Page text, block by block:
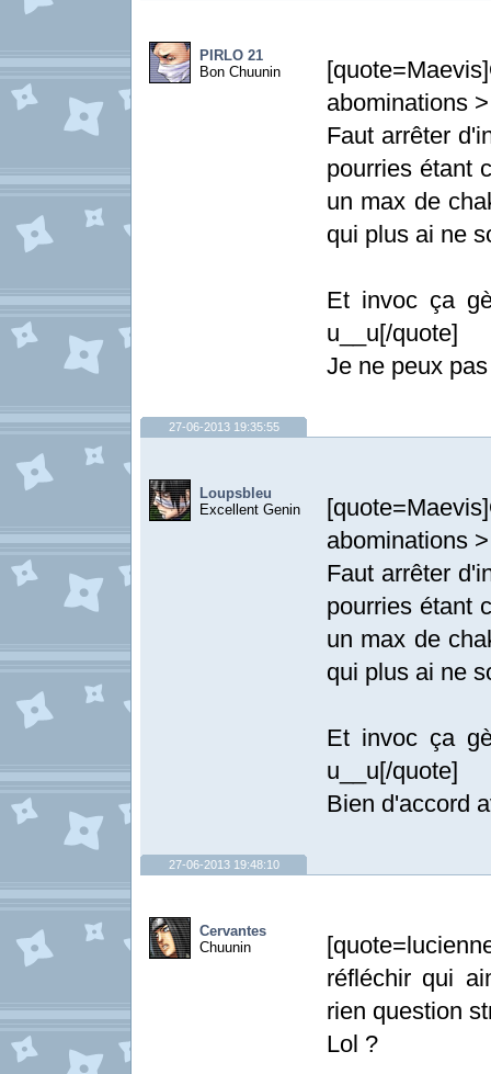
PIRLO 21
Bon Chuunin
abominations
Faut arrêter
pourries étant
un max de
qui plus ai ne
Et invoc ça
u__u[/quote]
Je ne peux
27-06-2013 19:35:55
Loupsbleu
Excellent Genin
abominations
Faut arrêter
pourries étant
un max de
qui plus ai ne
Et invoc ça
u__u[/quote]
Bien d'accord
27-06-2013 19:48:10
Cervantes
Chuunin
réfléchir qui
rien question
Lol ?